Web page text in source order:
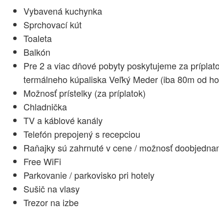
Vybavená kuchynka
Sprchovací kút
Toaleta
Balkón
Pre 2 a viac dňové pobyty poskytujeme za
termálneho kúpaliska Veľký Meder (iba 80m od
Možnosť prístelky (za príplatok)
Chladnička
TV a káblové kanály
Telefón prepojený s recepciou
Raňajky sú zahrnuté v cene / možnosť
Free WiFi
Parkovanie / parkovisko pri hotely
Sušič na vlasy
Trezor na izbe